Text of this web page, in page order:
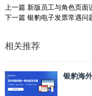
上一篇 新版员工与角色页面
下一篇 银豹电子发票常遇问
相关推荐
银豹海